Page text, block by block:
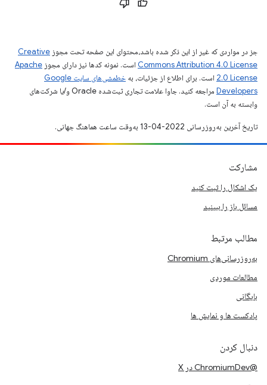
جز در مواردی که غیر از این ذکر شده باشد،‌محتوای این صفحه تحت مجوز Creative
Commons Attribution 4.0 License است. نمونه کدها نیز دارای مجوز Apache
2.0 License است. برای اطلاع از جزئیات، به
خطمشی‌های سایت Google
Developers‏
مراجعه کنید. جاوا علامت تجاری ثبت‌شده Oracle و/یا شرکت‌های
وابسته به آن است.
تاریخ آخرین به‌روزرسانی 2022-04-13 به‌وقت ساعت هماهنگ جهانی.
مشارکت
یک اشکال را ثبت کنید
مسائل باز را ببینید
مطالب مرتبط
به‌روزرسانی‌های Chromium
مطالعات موردی
بایگانی
پادکست ها و نمایش ها
دنبال کردن
@ChromiumDev در X